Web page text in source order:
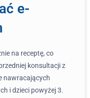
e-
na receptę, co
konsultacji z
nawracających
i dzieci powyżej 3.